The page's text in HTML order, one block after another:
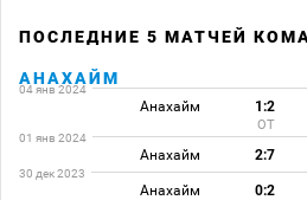
ПОСЛЕДНИЕ 5 МАТЧЕЙ
АНАХАЙМ
04 янв 2024
Анахайм 1:2
ОТ
01 янв 2024
Анахайм 2:7
30 дек 2023
Анахайм 0:2